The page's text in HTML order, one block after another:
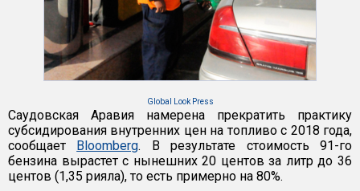
Global Look Press
Саудовская Аравия намерена прекратить практику
субсидирования внутренних цен на топливо с 2018 года,
сообщает Bloomberg. В результате стоимость 91-го
бензина вырастет с нынешних 20 центов за литр до 36
центов (1,35 рияла), то есть примерно на 80%.